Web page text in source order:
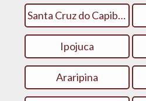
Santa Cruz do Capibaribe
Ipojuca
Araripina